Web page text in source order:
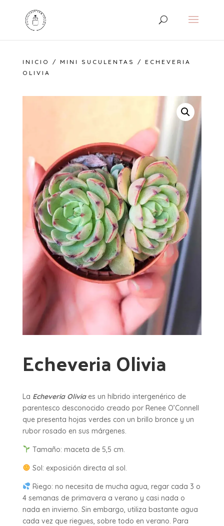
INICIO / MINI SUCULENTAS
/ ECHEVERIA
OLIVIA
Echeveria Olivia
La Echeveria Oliviaes un híbrido intergenérico de
parentesco desconocido creado por Renee O’Connell
que presenta hojas verdes con un brillo bronce y un
rubor rosado en sus márgenes.
Tamaño: maceta de 5,5 cm.
Sol: exposición directa al sol.
Riego: no necesita de mucha agua, regar cada 3 o
4 semanas de primavera a verano y casi nada o
nada en invierno. Sin embargo, utiliza bastante agua
cada vez que riegues, sobre todo en verano. Para